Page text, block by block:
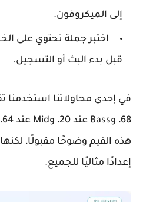
إلى الميكروفون.
اختبر جملة تحتوي على
قبل بدء البث أو التسجيل.
هذه القيم وضوحًا مقبولًا،
إعدادًا مثاليًا للجميع.